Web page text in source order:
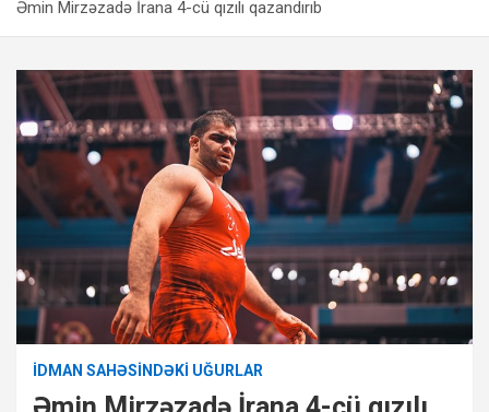
Əmin Mirzəzadə İrana 4-cü qızılı qazandırıb
İDMAN SAHƏSINDƏKI UĞURLAR